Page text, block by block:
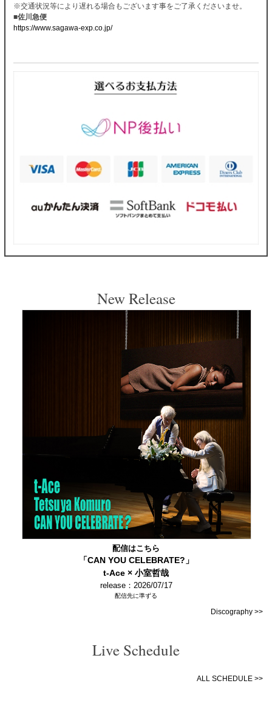
※交通状況等により遅れる場合もございます事をご了承くださいませ。
■佐川急便
https://www.sagawa-exp.co.jp/
New Release
配信はこちら
「CAN YOU CELEBRATE?」
t-Ace × 小室哲哉
release：2026/07/17
配信先に準ずる
Discography >>
Live Schedule
ALL SCHEDULE >>